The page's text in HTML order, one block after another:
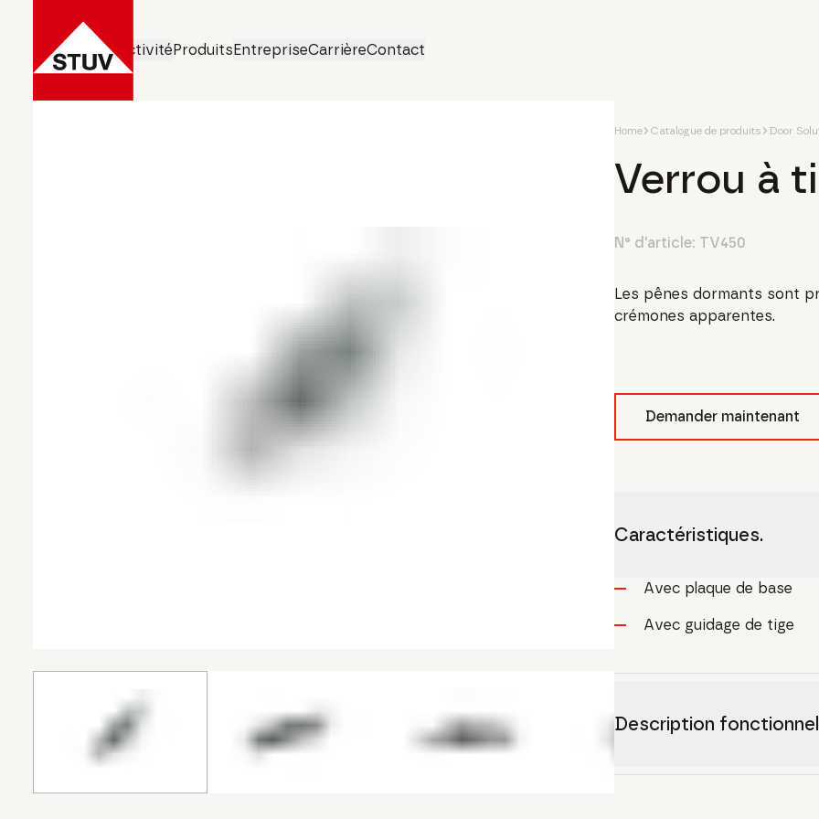
Domaines d’activitéProduitsEntrepriseCarrièreContact
Home Catalogue de produits Door
Verrou à
N° d'article: TV450
Les pênes dormants sont
crémones apparentes.
Demander maintenant
Caractéristiques.
Avec plaque de base
Avec guidage de tige
Description